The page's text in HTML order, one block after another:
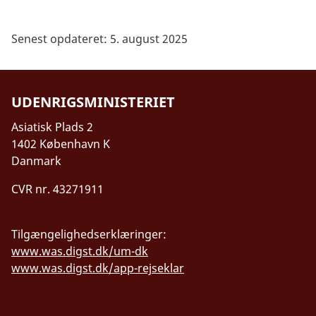
Senest opdateret: 5. august 2025
UDENRIGSMINISTERIET
Asiatisk Plads 2
1402 København K
Danmark
CVR nr. 43271911
Tilgængelighedserklæringer:
www.was.digst.dk/um-dk
www.was.digst.dk/app-rejseklar